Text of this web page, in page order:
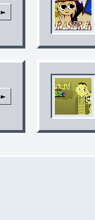
►
►